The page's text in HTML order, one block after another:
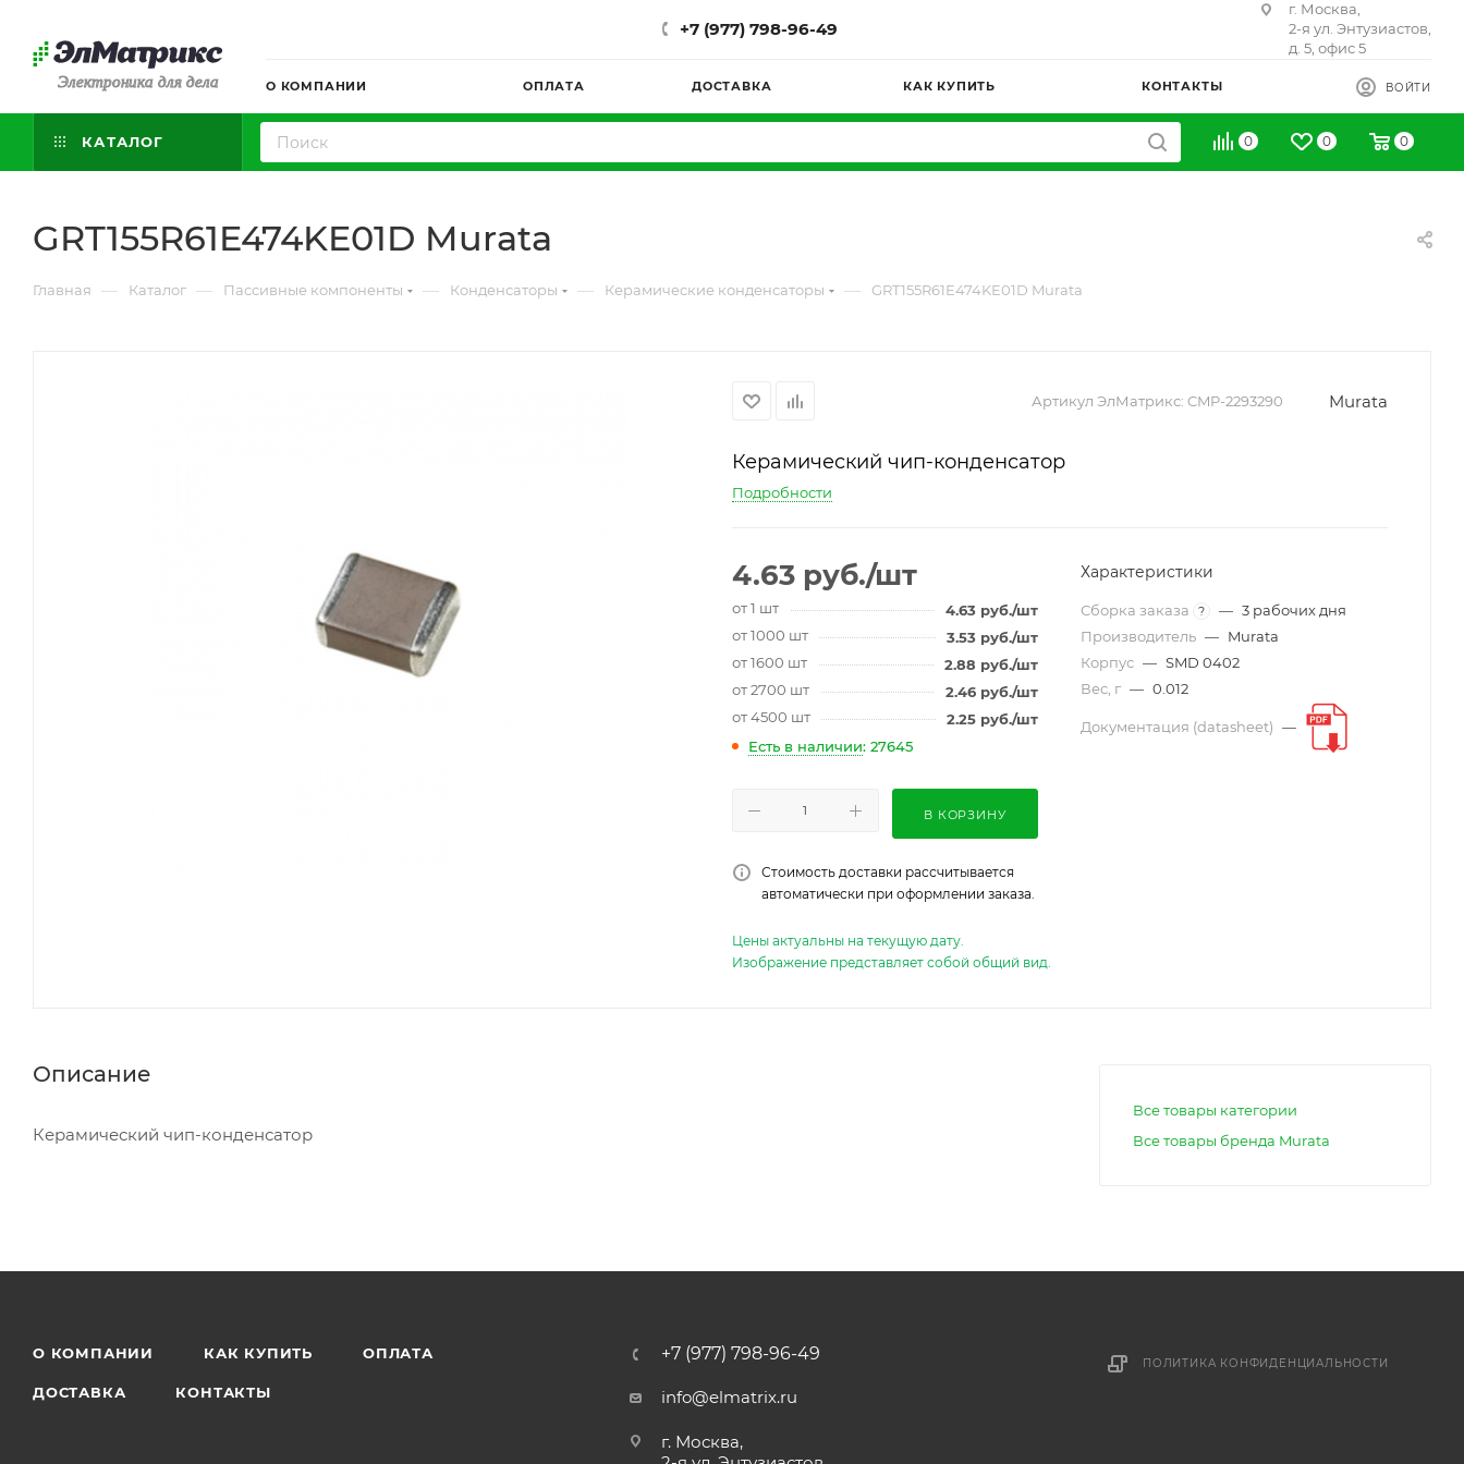
Электроника для дела
+7 (977) 798-96-49
г. Москва,
2-я ул. Энтузиастов,
д. 5, офис 5
О КОМПАНИИ ОПЛАТА ДОСТАВКА КАК КУПИТЬ КОНТАКТЫ ВОЙТИ
КАТАЛОГ 0 0 0
GRT155R61E474KE01D Murata
Главная — Каталог — Пассивные компоненты — Конденсаторы — Керамические конденсаторы — GRT155R61E474KE01D Murata
Артикул ЭлМатрикс: CMP-2293290 Murata
Керамический чип-конденсатор
Подробности
4.63 руб./шт
от 1 шт 4.63 руб./шт
от 1000 шт
3.53 руб./шт
от 1600 шт
2.88 руб./шт
от 2700 шт
2.46 руб./шт
от 4500 шт
2.25 руб./шт
Есть в наличии: 27645
В КОРЗИНУ
Стоимость доставки рассчитывается
автоматически при оформлении заказа.
Характеристики
Сборка заказа ? — 3 рабочих дня
Производитель — Murata
Корпус — SMD 0402
Вес, г — 0.012
Документация (datasheet) —
Цены актуальны на текущую дату.
Изображение представляет собой общий вид.
Описание
Керамический чип-конденсатор
Все товары категории
Все товары бренда Murata
О КОМПАНИИ КАК КУПИТЬ ОПЛАТА
ДОСТАВКА КОНТАКТЫ
+7 (977) 798-96-49
info@elmatrix.ru
г. Москва,
ПОЛИТИКА КОНФИДЕНЦИАЛЬНОСТИ